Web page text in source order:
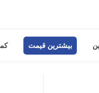
بیشترین قیمت